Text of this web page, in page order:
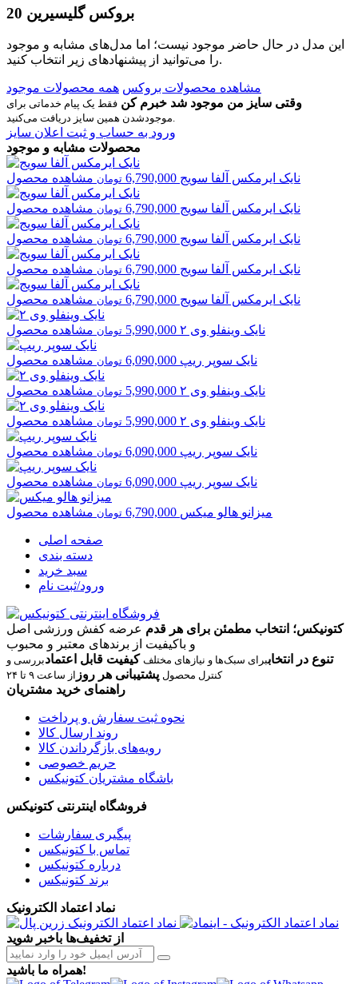
بروکس گلیسیرین 20
این مدل در حال حاضر موجود نیست؛ اما مدل‌های مشابه و موجود
را می‌توانید از پیشنهادهای زیر انتخاب کنید.
مشاهده محصولات بروکس همه محصولات موجود
وقتی سایز من موجود شد خبرم کن فقط یک پیام خدماتی برای
موجودشدن همین سایز دریافت می‌کنید.
ورود به حساب و ثبت اعلان سایز
محصولات مشابه و موجود
نایک ایرمکس آلفا سویج 6,790,000 تومان مشاهده محصول
نایک ایرمکس آلفا سویج 6,790,000 تومان مشاهده محصول
نایک ایرمکس آلفا سویج 6,790,000 تومان مشاهده محصول
نایک ایرمکس آلفا سویج 6,790,000 تومان مشاهده محصول
نایک ایرمکس آلفا سویج 6,790,000 تومان مشاهده محصول
نایک وینفلو وی ۲ 5,990,000 تومان مشاهده محصول
نایک سوپر ریپ 6,090,000 تومان مشاهده محصول
نایک وینفلو وی ۲ 5,990,000 تومان مشاهده محصول
نایک وینفلو وی ۲ 5,990,000 تومان مشاهده محصول
نایک سوپر ریپ 6,090,000 تومان مشاهده محصول
نایک سوپر ریپ 6,090,000 تومان مشاهده محصول
میزانو هالو میکس 6,790,000 تومان مشاهده محصول
صفحه اصلی
دسته بندی
سبد خرید
ورود/ثبت نام
کتونیکس؛ انتخاب مطمئن برای هر قدم عرضه کفش ورزشی اصل
و باکیفیت از برندهای معتبر و محبوب
تنوع در انتخاببرای سبک‌ها و نیازهای مختلف کیفیت قابل اعتمادبررسی و
کنترل محصول پشتیبانی هر روز از ساعت ۹ تا ۲۴
راهنمای خرید مشتریان
نحوه ثبت سفارش و پرداخت
روند ارسال کالا
رویه‌های بازگرداندن کالا
حریم خصوصی
باشگاه مشتریان کتونیکس
فروشگاه اینترنتی کتونیکس
پیگیری سفارشات
تماس با کتونیکس
درباره کتونیکس
برند کتونیکس
نماد اعتماد الکترونیک
از تخفیف‌ها باخبر شوید
همراه ما باشید!